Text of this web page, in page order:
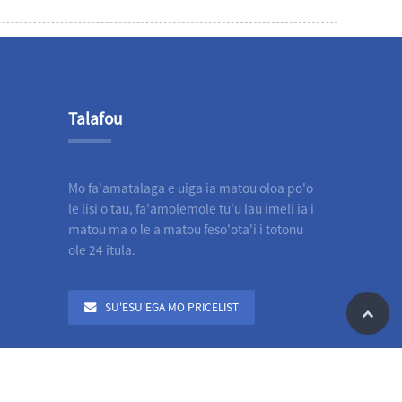
Talafou
Mo fa'amatalaga e uiga ia matou oloa po'o
le lisi o tau, fa'amolemole tu'u lau imeli ia i
matou ma o le a matou feso'ota'i i totonu
ole 24 itula.
SU'ESU'EGA MO PRICELIST